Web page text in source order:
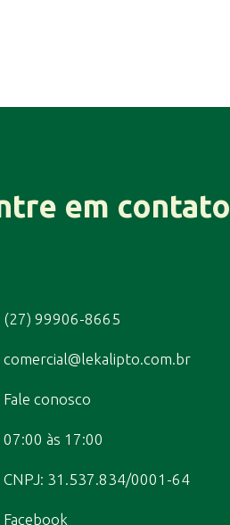
em contato
(27) 99906-8665
comercial@lekalipto.com.br
Fale conosco
07:00 às 17:00
CNPJ: 31.537.834/0001-64
Facebook